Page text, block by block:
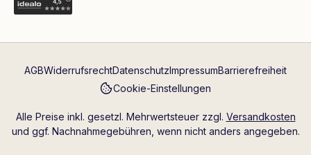
AGBWiderrufsrechtDatenschutzImpressumBarrierefreiheit
Cookie-Einstellungen
Alle Preise inkl. gesetzl. Mehrwertsteuer zzgl. Versandkosten
und ggf. Nachnahmegebühren, wenn nicht anders angegeben.